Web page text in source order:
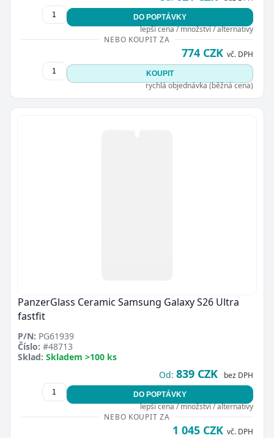
DO POPTÁVKY
lepší cena / množství / alternativy
NEBO KOUPIT ZA
774 CZK vč. DPH
KOUPIT
rychlá objednávka (běžná cena)
PanzerGlass Ceramic Samsung Galaxy S26 Ultra
fastfit
P/N: PG61939
Číslo: #48713
Sklad: Skladem >100 ks
Od: 839 CZK bez DPH
DO POPTÁVKY
lepší cena / množství / alternativy
NEBO KOUPIT ZA
1 045 CZK vč. DPH